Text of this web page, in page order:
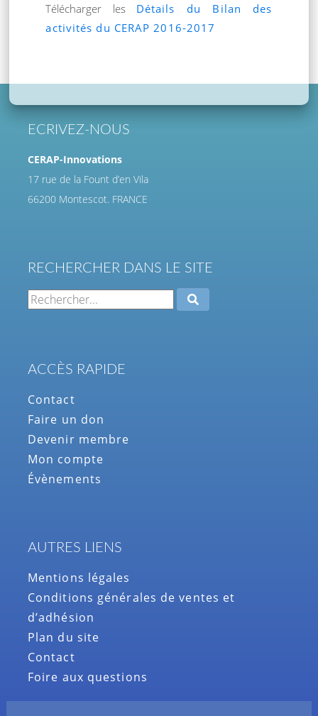
Télécharger les Détails du Bilan des
activités du CERAP 2016-2017
ECRIVEZ-NOUS
CERAP-Innovations
17 rue de la Fount d’en Vila
66200 Montescot. FRANCE
RECHERCHER DANS LE SITE
ACCÈS RAPIDE
Contact
Faire un don
Devenir membre
Mon compte
Évènements
AUTRES LIENS
Mentions légales
Conditions générales de ventes et
d’adhésion
Plan du site
Contact
Foire aux questions